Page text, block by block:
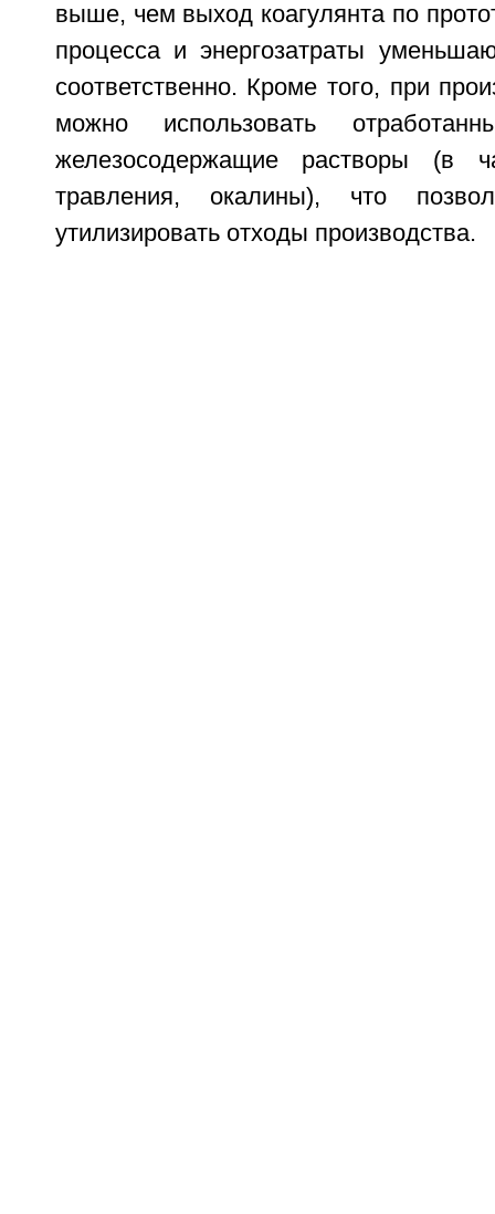
выше, чем выход коагулянта по
процесса и энергозатраты
соответственно. Кроме того, при
можно использовать
железосодержащие растворы (в
травления, окалины), что
утилизировать отходы производства.